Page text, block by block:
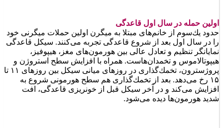
اولین حمله در سال اول قاعدگی
حدود یك‌سوم از خانم‌های مبتلا به میگرن اولین حملات میگرنی خود
را در سال اول بعد از شروع قاعدگی تجربه می‌كنند. سیكل قاعدگی
نمایانگر تنظیم و تعادل عالی بین هورمون‌های مغز، هیپوفیز،
هیپوتالاموس و تخمدان‌هاست. همراه با افزایش سطح استروژن و
پروژسترون، تخمك‌گذاری در روزهای میانی سیكل بین روزهای ۱۱ تا
۱۵ رخ می‌دهد. بعد از تخمك‌گذاری هم سطح هورمونی شروع به
افزایش می‌كند و در آخر سیكل قبل از خونریزی قاعدگی، افت
شدید هورمون‌ها دیده می‌شود.